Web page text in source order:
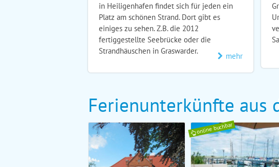
in Heiligenhafen findet sich für jeden ein
Platz am schönen Strand. Dort gibt es
einiges zu sehen. Z.B. die 2012
fertiggestellte Seebrücke oder die
Strandhäuschen in Graswarder.
mehr
Ferienunterkünfte aus
online buchbar